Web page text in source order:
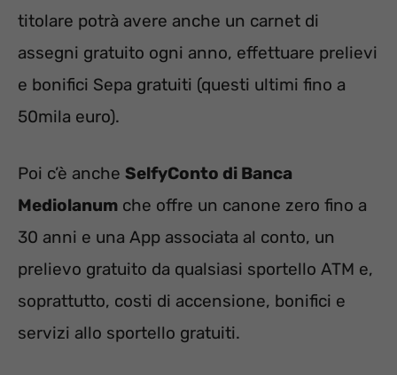
titolare potrà avere anche un carnet di
assegni gratuito ogni anno, effettuare prelievi
e bonifici Sepa gratuiti (questi ultimi fino a
50mila euro).
Poi c’è anche SelfyConto di Banca
Mediolanum che offre un canone zero fino a
30 anni e una App associata al conto, un
prelievo gratuito da qualsiasi sportello ATM e,
soprattutto, costi di accensione, bonifici e
servizi allo sportello gratuiti.